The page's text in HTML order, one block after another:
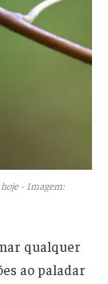
- Imagem:
qualquer
ao paladar